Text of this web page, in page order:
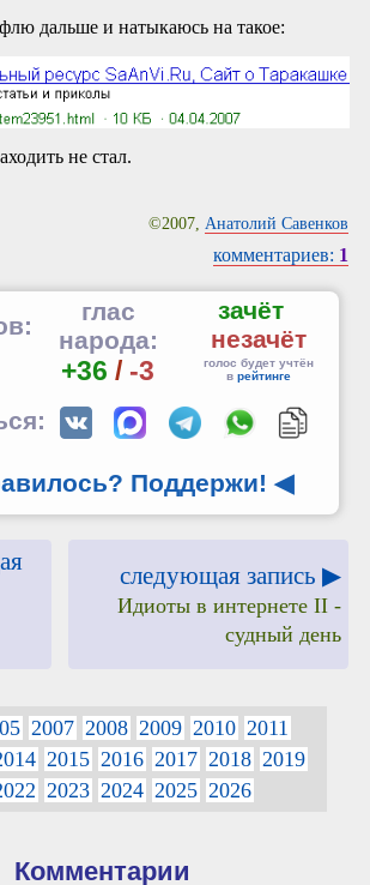
дальше и натыкаюсь на такое:
не стал.
©2007, Анатолий Савенков
комментариев: 1
глас
народа:
+36 / -3
зачёт
незачёт
голос будет учтён
в рейтинге
Поддержи! ◀
следующая запись ▶
Идиоты в интернете II -
судный день
2007 2008 2009 2010 2011
2015 2016 2017 2018 2019
2023 2024 2025 2026
Комментарии